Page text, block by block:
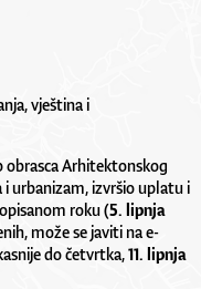
vještina i
Arhitektonskog
urbanizam, izvršio uplatu i
roku(5. lipnja
može se javiti na e-
do četvrtka,11. lipnja